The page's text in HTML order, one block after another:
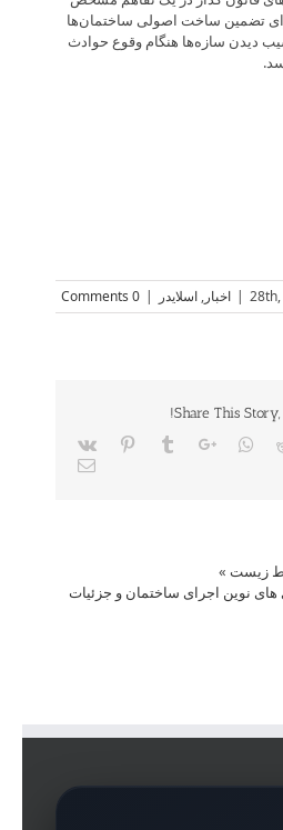
تضمین ساخت اصولی ساختمان‌ها
دیدن سازه‌ها هنگام وقوع حوادث
| اخبار, اسلایدر |
0 Comments
Share This
Reddit
Whatsapp
Google+
Tumblr
Pinterest
Vk
Email
زیست »
نوین اجرای ساختمان و جزئیات